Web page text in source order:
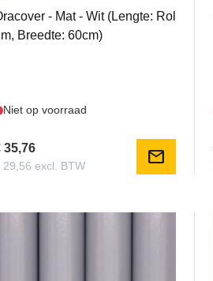
- Mat - Wit (Lengte: Rol
Breedte: 60cm)
Niet op voorraad
35,76
29,56 excl. BTW mail